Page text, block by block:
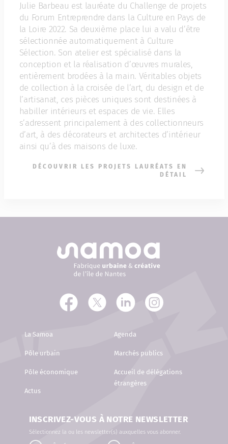
Julie Barbeau est lauréate du Challenge de projets
du Forum Entreprendre dans la Culture en Pays de
la Loire 2022. Sa deuxième place lui a valu d’être
sélectionnée automatiquement à Culture
Sélection. Son atelier est spécialisé dans la
conception et la réalisation d’œuvres murales,
entièrement brodées à la main. Véritables objets
de collection à la croisée de l’art, du design et de
l’artisanat, ces pièces uniques sont destinées à
habiller intérieurs et espaces de vie. Elles
s’adressent principalement à des collectionneurs
d’art, à des décorateurs et architectes d’intérieur
ainsi qu’à des maisons de luxe.
DÉCOUVRIR LES PROJETS LAURÉATS EN
DÉTAIL
La Samoa
Pôle urbain
Pôle économique
Actus
Agenda
Marchés publics
Accueil de délégations
étrangères
INSCRIVEZ-VOUS À NOTRE NEWSLETTER
Sélectionnez la ou les newsletter(s) auxquelles vous abonner.